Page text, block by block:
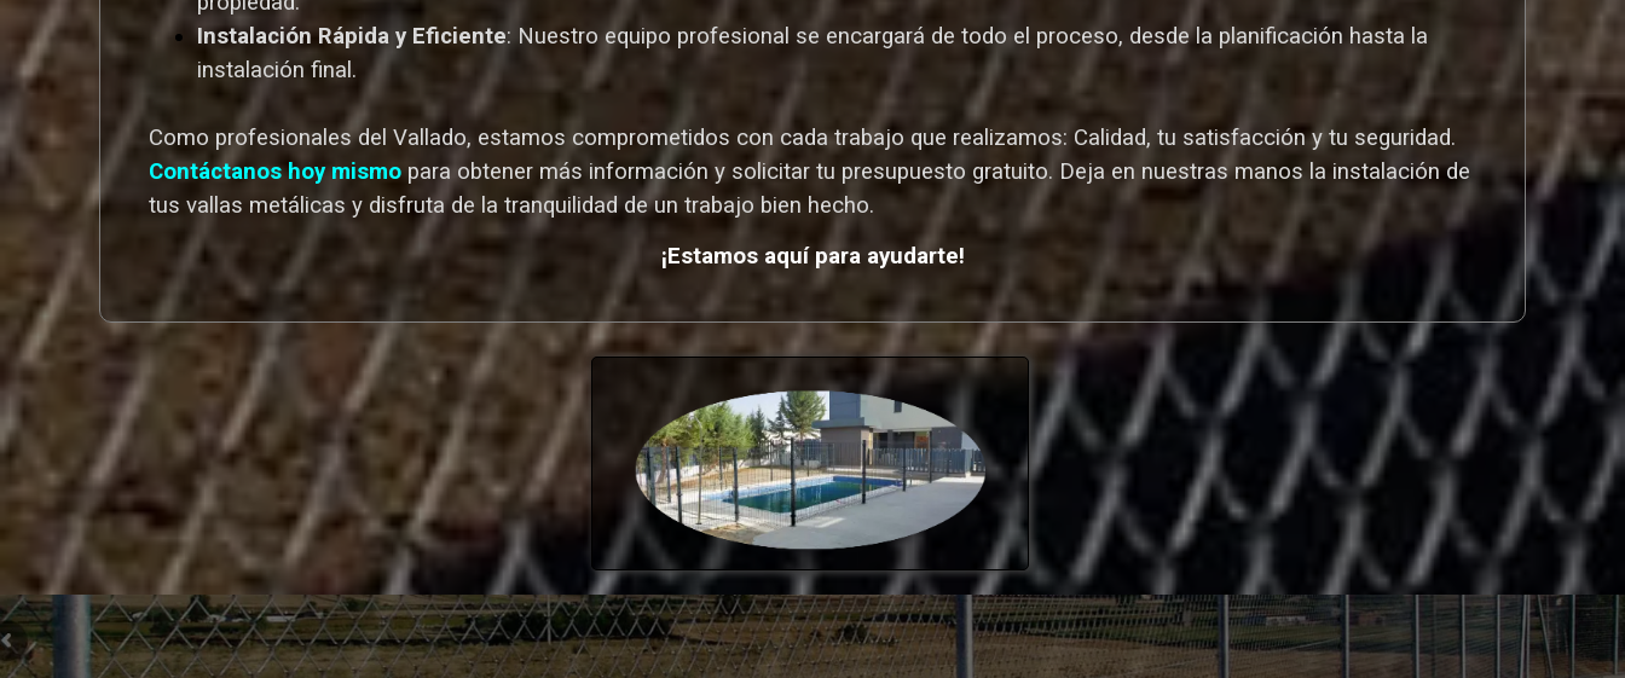
Instalación Rápida y Eficiente: Nuestro equipo profesional se encargará de todo el proceso, desde la planificación hasta la
instalación final.
Como profesionales del Vallado, estamos comprometidos con cada trabajo que realizamos: Calidad, tu satisfacción y tu seguridad.
Contáctanos hoy mismo para obtener más información y solicitar tu presupuesto gratuito. Deja en nuestras manos la instalación de
tus vallas metálicas y disfruta de la tranquilidad de un trabajo bien hecho.
¡Estamos aquí para ayudarte!